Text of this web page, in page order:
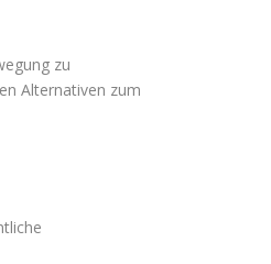
zu
Alternativen zum